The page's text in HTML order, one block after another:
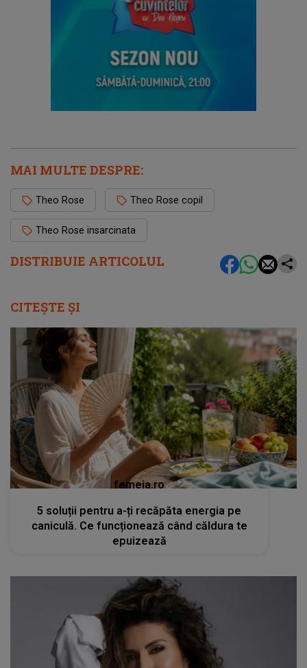
DISTRIBUIE ARTICOLUL
MAI MULTE DESPRE:
Theo Rose Theo Rose copil
Theo Rose insarcinata
CITEȘTE ȘI
femeia.ro
5 soluții pentru a-ți recăpăta energia pe
caniculă. Ce funcționează când căldura te
epuizează